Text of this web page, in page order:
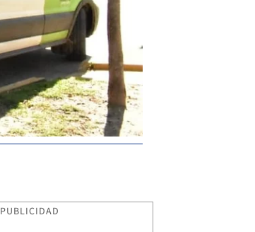
PUBLICIDAD